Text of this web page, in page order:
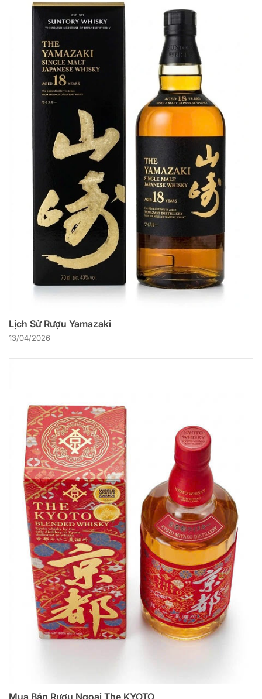
Lịch Sử Rượu Yamazaki
13/04/2026
Mua Bán Rượu Ngoại The KYOTO